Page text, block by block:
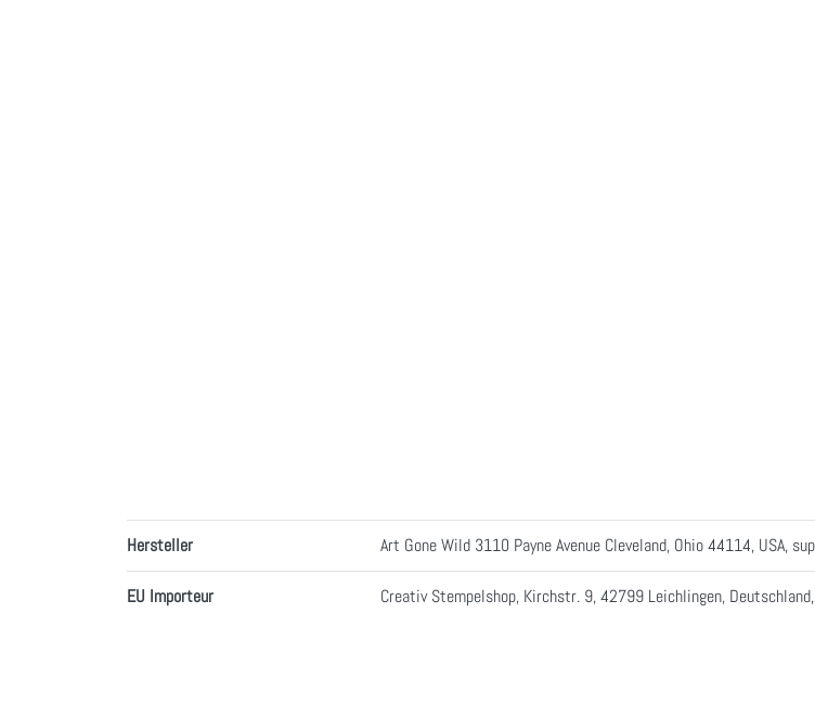
Hersteller Art Gone Wild 3110 Payne Avenue Cleveland, Ohio 44114, USA,
EU Importeur Creativ Stempelshop, Kirchstr. 9, 42799 Leichlingen,